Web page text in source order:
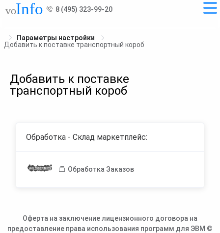
8 (495) 323-99-20
Параметры настройки
Добавить к поставке транспортный короб
Добавить к поставке
транспортный короб
Обработка - Склад маркетплейс:
Обработка Заказов
Оферта на заключение лицензионного договора на
предоставление права использования программ для ЭВМ ©